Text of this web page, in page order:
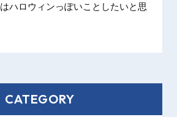
はハロウ ィンっぽいことしたいと思
CATEGORY